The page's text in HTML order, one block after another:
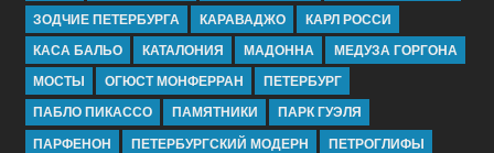
ЗОДЧИЕ ПЕТЕРБУРГА
КАРАВАДЖО
КАРЛ РОССИ
КАСА БАЛЬО
КАТАЛОНИЯ МАДОННА
МЕДУЗА ГОРГОНА
МОСТЫ
ОГЮСТ МОНФЕРРАН
ПЕТЕРБУРГ
ПАБЛО ПИКАССО
ПАМЯТНИКИ
ПАРК ГУЭЛЯ
ПАРФЕНОН
ПЕТЕРБУРГСКИЙ МОДЕРН
ПЕТРОГЛИФЫ